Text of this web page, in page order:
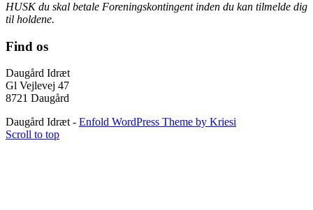
HUSK du skal betale Foreningskontingent inden du kan tilmelde dig
til holdene.
Find os
Daugård Idræt
Gl Vejlevej 47
8721 Daugård
Daugård Idræt - Enfold WordPress Theme by Kriesi
Scroll to top